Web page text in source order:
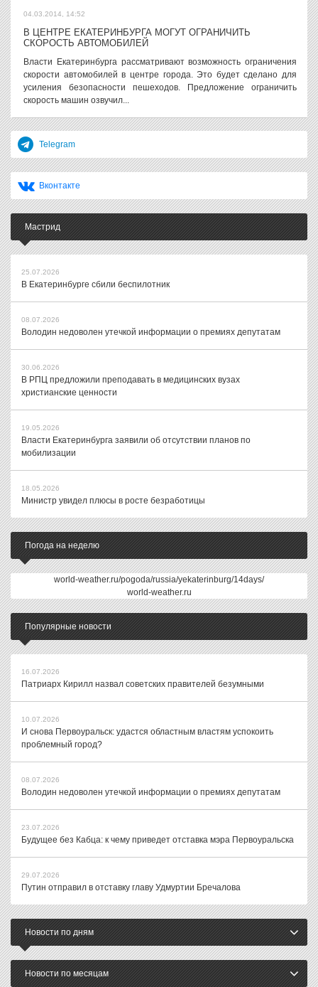
04.03.2014, 14:52
В ЦЕНТРЕ ЕКАТЕРИНБУРГА МОГУТ ОГРАНИЧИТЬ
СКОРОСТЬ АВТОМОБИЛЕЙ
Власти Екатеринбурга рассматривают возможность ограничения
скорости автомобилей в центре города. Это будет сделано для
усиления безопасности пешеходов. Предложение ограничить
скорость машин озвучил...
Telegram
Вконтакте
Мастрид
25.07.2026
В Екатеринбурге сбили беспилотник
08.07.2026
Володин недоволен утечкой информации о премиях депутатам
30.06.2026
В РПЦ предложили преподавать в медицинских вузах
христианские ценности
19.05.2026
Власти Екатеринбурга заявили об отсутствии планов по
мобилизации
18.05.2026
Министр увидел плюсы в росте безработицы
Погода на неделю
world-weather.ru/pogoda/russia/yekaterinburg/14days/
world-weather.ru
Популярные новости
16.07.2026
Патриарх Кирилл назвал советских правителей безумными
10.07.2026
И снова Первоуральск: удастся областным властям успокоить
проблемный город?
08.07.2026
Володин недоволен утечкой информации о премиях депутатам
23.07.2026
Будущее без Кабца: к чему приведет отставка мэра Первоуральска
29.07.2026
Путин отправил в отставку главу Удмуртии Бречалова
Новости по дням
Новости по месяцам